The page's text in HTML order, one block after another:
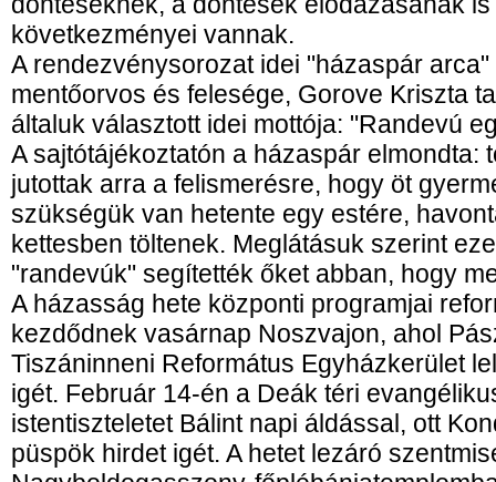
következményei vannak.
A rendezvénysorozat idei "házaspár
mentőorvos és felesége, Gorove Kriszta
általuk választott idei mottója: "Randevú
A sajtótájékoztatón a házaspár elmondta:
jutottak arra a felismerésre, hogy öt
szükségük van hetente egy estére,
kettesben töltenek. Meglátásuk szerint
"randevúk" segítették őket abban, hogy
A házasság hete központi programjai
kezdődnek vasárnap Noszvajon, ahol
Tiszáninneni Református Egyházkerület
igét. Február 14-én a Deák téri
istentiszteletet Bálint napi áldással, ott
püspök hirdet igét. A hetet lezáró